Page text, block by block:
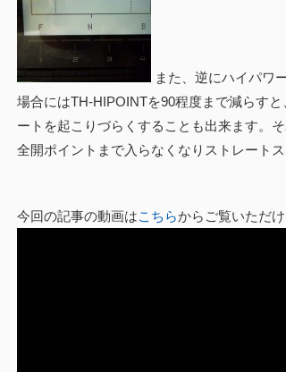
また、逆にハイパワ
場合にはTH-HIPOINTを90程度まで減らす
ートを起こりづらくすることも出来ます。
全開ポイントまで入らなくなりストレート
今回の記事の動画はこちらからご覧いただけ